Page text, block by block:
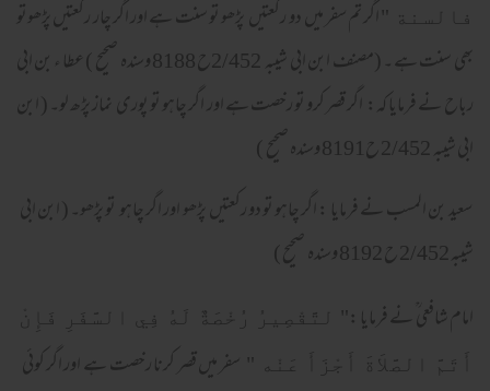
فالسنة " اگر تم سفر میں دو رکعتیں پڑھو تو سنت ہے اور اگر چار رکعتیں پڑھوتو
بھی سنت ہے ۔ (مصنف ابن ابی شیبہ 2/452ح 8188 وسندہ صحیح ) عطا ء بن ابی
رباح نے فرمایا کہ: اگر قصر کرو تو رخصت ہے اور اگر چاہو تو پوری نماز پڑھ لو۔ ( ابن
ابی شیبہ 2/452 ح8191 وسندہ صحیح )
سعید بن المسب نے فرمایا : اگر چاہو تو دو رکعتیں پڑھو اور اگر چاہو تو پڑھو۔ ( ابن ابی
شیبہ 2/452 ح 8192 وسندہ صحیح )
امام شافعی ؒ نے فرمایا : " لتَّقْصِيرُ رُخْصَةٌ لَهُ فِي السَّفَرِ فَإِنْ
أَتَمَّ الصَّلاَةَ أَجْزَأَ عَنْه " سفر میں قصر کرنا رخصت ہے اور اگر کوئی